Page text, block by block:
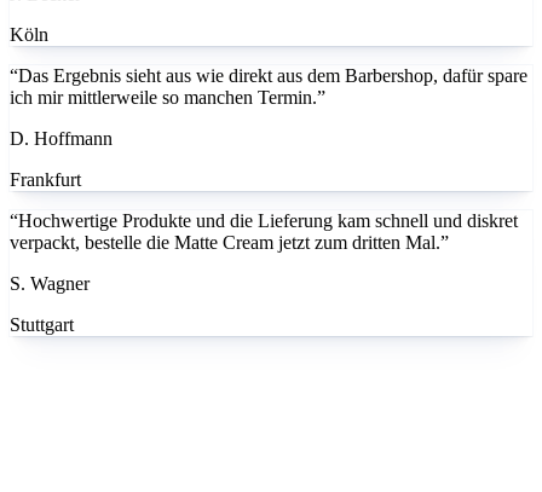
“Das Ergebnis sieht aus wie direkt aus dem Barbershop, dafür spare
ich mir mittlerweile so manchen Termin.”
D. Hoffmann
Frankfurt
“Hochwertige Produkte und die Lieferung kam schnell und diskret
verpackt, bestelle die Matte Cream jetzt zum dritten Mal.”
S. Wagner
Stuttgart